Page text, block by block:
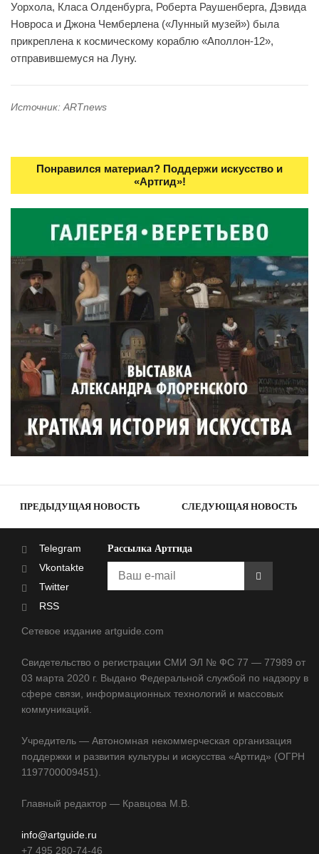
Уорхола, Класа Олденбурга, Роберта Раушенберга, Дэвида
Новроса и Джона Чемберлена («Лунный музей») была
прикреплена к космическому кораблю «Аполлон-12»,
отправившемуся на Луну.
Источник: ARTnews
Понравился материал? Поддержи искусство и
«Артгид»!
ПРЕДЫДУЩАЯ НОВОСТЬ СЛЕДУЮЩАЯ НОВОСТЬ
Telegram
Vkontakte
Twitter
RSS
Рассылка Артгида
Сетевое издание artguide.com
Свидетельство о регистрации СМИ ЭЛ № ФС 77 — 77989 от
03 марта 2020 г. Выдано Федеральной службой по надзору в
сфере связи, информационных технологий и массовых
коммуникаций.
Учредитель — Автономная некоммерческая организация
поддержки и развития культуры и искусства «Артгид» (ОГРН
1197700009451).
Главный редактор — Кравцова М.В.
info@artguide.ru
+7 495 280-74-46